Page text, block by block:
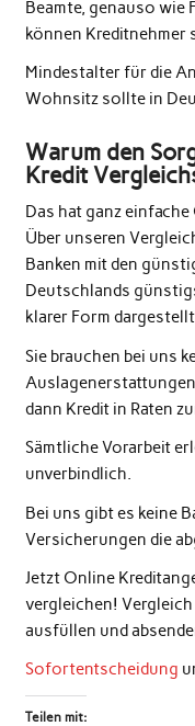
Beamte, genauso wie
können Kreditnehmer
Mindestalter für die
Wohnsitz sollte in
Warum den
Kredit
Das hat ganz einfache
Über unseren
Banken mit den
Deutschlands
klarer Form
Sie brauchen bei uns
dann Kredit in Raten
Sämtliche Vorarbeit
unverbindlich.
Bei uns gibt es keine
Versicherungen die
Jetzt Online
vergleichen!
ausfüllen und
Sofortentscheidung
Teilen mit: